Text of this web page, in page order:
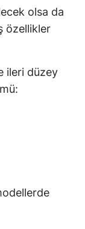
olsa da
özellikler
ileri düzey